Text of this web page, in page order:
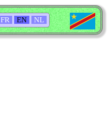
FR EN NL